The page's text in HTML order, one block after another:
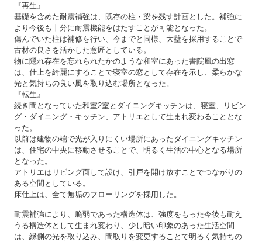
『再生』
基礎を含めた耐震補強は、既存の柱・梁を残す計画とした。補強に
より今後も十分に耐震機能をはたすことが可能となった。
傷んでいた柱は補修を行い、今までと同様、大壁を採用することで
古材の良さを活かした意匠としている。
物に隠れ存在を忘れられたかのような和室にあった書院風の出窓
は、仕上を綺麗にすることで寝室の窓として存在を示し、柔らかな
光と気持ちの良い風を取り込む場所となった。
『転生』
続き間となっていた和室2室とダイニングキッチンは、寝室、リビン
グ・ダイニング・キッチン、アトリエとして生まれ変わることとな
った。
以前は建物の端で光が入りにくい場所にあったダイニングキッチン
は、住宅の中央に移動させることで、明るく生活の中心となる場所
となった。
アトリエはリビング面して設け、引戸を開け放すことでつながりの
ある空間としている。
床仕上は、全て無垢のフローリングを採用した。
耐震補強により、脆弱であった構造体は、強度をもった今後も耐え
うる構造体として生まれ変わり、少し暗い印象のあった生活空間
は、縁側の光を取り込み、間取りを変更することで明るく気持ちの